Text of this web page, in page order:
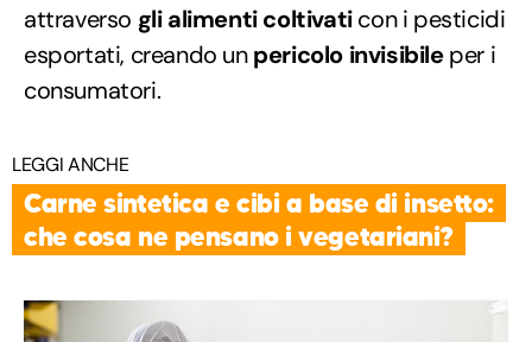
attraverso gli alimenti coltivaticon i pesticidi
esportati, creando unpericolo invisibileper i
consumatori.
LEGGI ANCHE
Carne sintetica e cibi a base di insetto:
che cosa ne pensano i vegetariani?